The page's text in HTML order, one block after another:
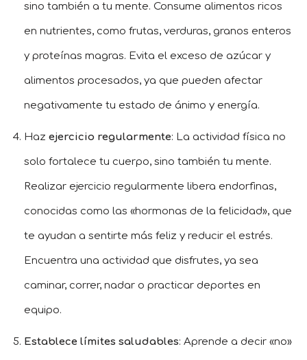
sino también a tu mente. Consume alimentos ricos
en nutrientes, como frutas, verduras, granos enteros
y proteínas magras. Evita el exceso de azúcar y
alimentos procesados, ya que pueden afectar
negativamente tu estado de ánimo y energía.
Haz ejercicio regularmente: La actividad física no
solo fortalece tu cuerpo, sino también tu mente.
Realizar ejercicio regularmente libera endorfinas,
conocidas como las «hormonas de la felicidad», que
te ayudan a sentirte más feliz y reducir el estrés.
Encuentra una actividad que disfrutes, ya sea
caminar, correr, nadar o practicar deportes en
equipo.
Establece límites saludables: Aprende a decir «no»